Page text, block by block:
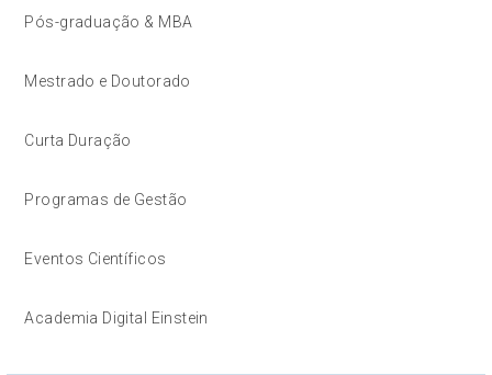
Pós-graduação & MBA
Mestrado e Doutorado
Curta Duração
Programas de Gestão
Eventos Científicos
Academia Digital Einstein